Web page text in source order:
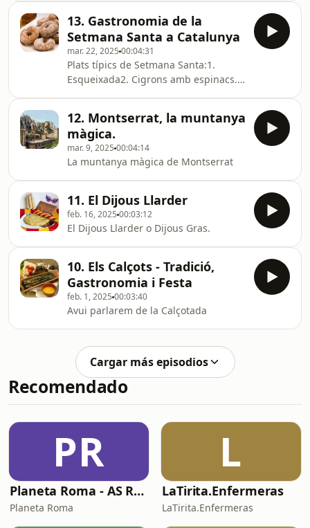
13. Gastronomia de la
Setmana Santa a Catalunya
mar. 22, 2025 00:04:31
Plats típics de Setmana Santa:1.
Esqueixada2. Cigrons amb espinacs.3.
12. Montserrat, la muntanya
màgica.
mar. 9, 2025 00:04:14
La muntanya màgica de Montserrat
11. El Dijous Llarder
feb. 16, 2025 00:03:12
El Dijous Llarder o Dijous Gras.
10. Els Calçots - Tradició,
Gastronomia i Festa
feb. 1, 2025 00:03:40
Avui parlarem de la Calçotada
Cargar más episodios
Recomendado
PR
Planeta Roma - AS Roma Podcast en Español
Planeta Roma
L
LaTirita.Enfermeras
LaTirita.Enfermeras